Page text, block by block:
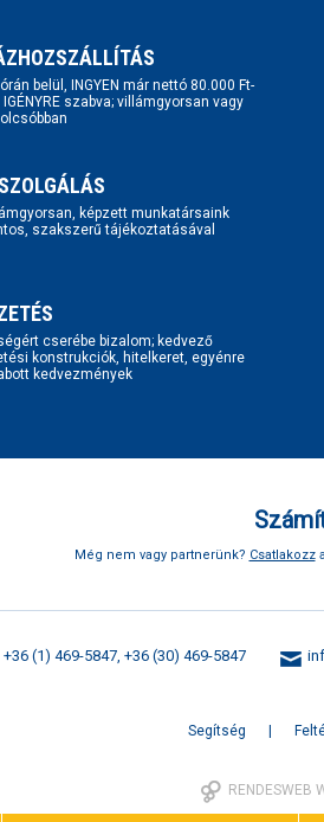
belül, INGYEN már nettó 80.000 Ft-
IGÉNYRE szabva; villámgyorsan vagy
képzett munkatársaink
szakszerű tájékoztatásával
cserébe bizalom; kedvező
konstrukciók, hitelkeret, egyénre
kedvezmények
Még nem vagy partnerünk? Csatlakozz
+36 (1) 469-5847, +36 (30) 469-5847
Segítség
RENDESWEB